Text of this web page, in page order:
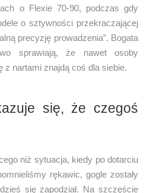
o Flexie 70-90, podczas gdy
o sztywności przekraczającej
precyzję prowadzenia”. Bogata
sprawiają, że nawet osoby
z nartami znajdą coś dla siebie.
się, że czegoś
niż sytuacja, kiedy po dotarciu
rękawic, gogle zostały
się zapodział. Na szczęście